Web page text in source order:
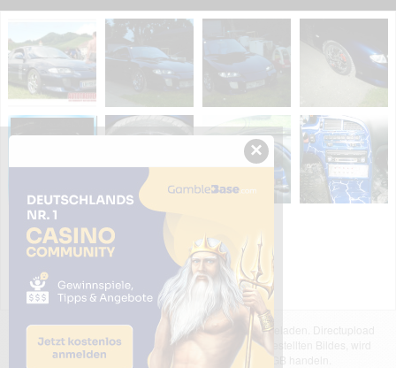
Das dargestellte Bild wurde von einem Nutzer hochgeladen. Directupload
übernimmt keinerlei Haftung für den Inhalt des dargestellten Bildes, wird
jedoch bei Verstößen nach §2(3) unserer AGB handeln.
×